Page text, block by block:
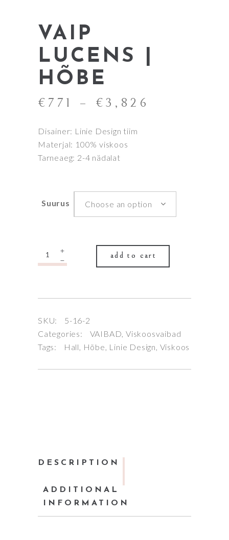
VAIP
LUCENS |
HÕBE
€ 771 – € 3,826
Disainer: Linie Design tiim
Materjal: 100% viskoos
Tarneaeg: 2-4 nädalat
Suurus Choose an option
Quantity add to cart
SKU:
5-16-2
Categories:
VAIBAD,Viskoosvaibad
Tags:
Hall, Hõbe, Linie Design, Viskoos
DESCRIPTION
ADDITIONAL
INFORMATION